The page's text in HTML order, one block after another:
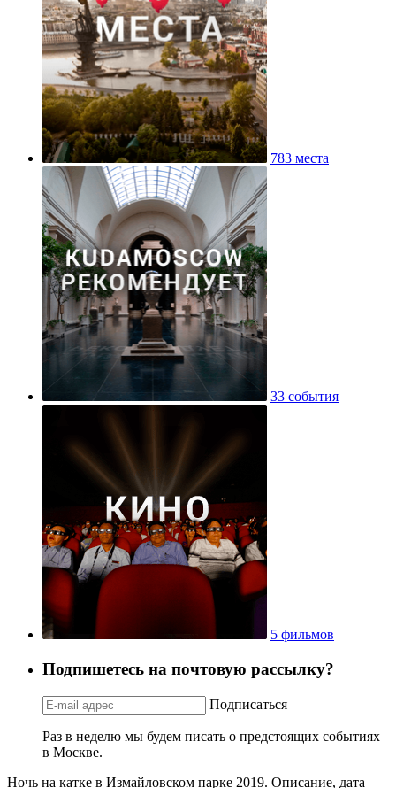
783 места
33 события
5 фильмов
Подпишетесь на почтовую рассылку?
Подписаться
Раз в неделю мы будем писать о предстоящих событиях
в Москве.
Ночь на катке в Измайловском парке 2019. Описание, дата